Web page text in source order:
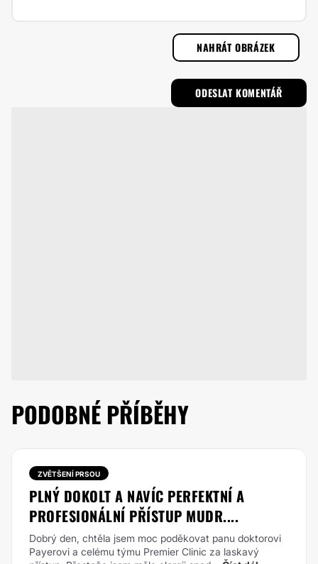
NAHRÁT OBRÁZEK
PODOBNÉ PŘÍBĚHY
ZVĚTŠENÍ PRSOU
PLNÝ DOKOLT A NAVÍC PERFEKTNÍ A
PROFESIONÁLNÍ PŘÍSTUP MUDR....
Dobrý den, chtěla jsem moc poděkovat panu doktorovi
Payerovi a celému týmu Premier Clinic za laskavý